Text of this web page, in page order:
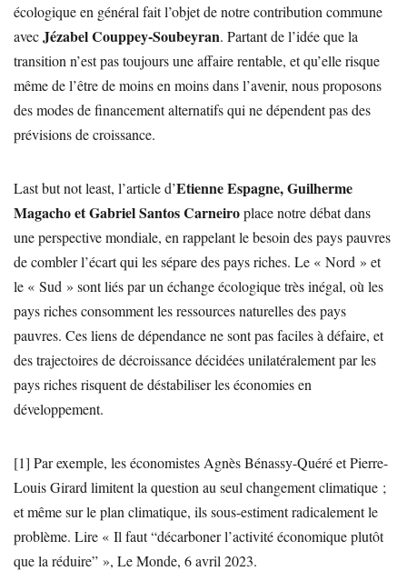
écologique en général fait l’objet de notre contribution commune
avecJézabel Couppey-Soubeyran. Partant de l’idée que la
transition n’est pas toujours une affaire rentable, et qu’elle risque
même de l’être de moins en moins dans l’avenir, nous proposons
des modes de financement alternatifs qui ne dépendent pas des
prévisions de croissance.
Last but not least, l’article d’Etienne Espagne, Guilherme
Magacho et Gabriel Santos Carneiroplace notre débat dans
une perspective mondiale, en rappelant le besoin des pays pauvres
de combler l’écart qui les sépare des pays riches. Le « Nord » et
le « Sud » sont liés par un échange écologique très inégal, où les
pays riches consomment les ressources naturelles des pays
pauvres. Ces liens de dépendance ne sont pas faciles à défaire, et
des trajectoires de décroissance décidées unilatéralement par les
pays riches risquent de déstabiliser les économies en
développement.
[1] Par exemple, les économistes Agnès Bénassy-Quéré et Pierre-
Louis Girard limitent la question au seul changement climatique ;
et même sur le plan climatique, ils sous-estiment radicalement le
problème. Lire « Il faut “décarboner l’activité économique plutôt
que la réduire” », Le Monde, 6 avril 2023.